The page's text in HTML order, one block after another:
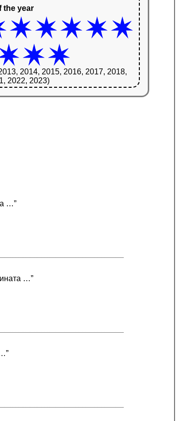
the year
2014, 2015, 2016, 2017, 2018,
2022, 2023)
…”
…”